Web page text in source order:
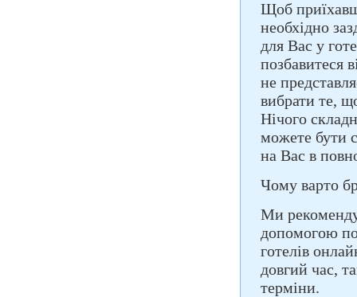
Щоб
необхідно
для Вас у
позбавитеся
не
вибрати те,
Нічого
можете бути
на Вас в
Чому варто
Ми
допомогою
готелів
довгий час,
терміни.